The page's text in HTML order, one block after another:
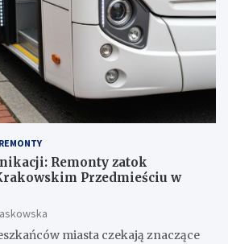
REMONTY
Remonty zatok
Przedmieściu w
miasta czekają znaczące